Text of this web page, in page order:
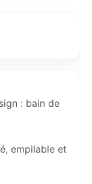
: bain de
empilable et